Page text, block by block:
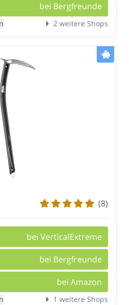
bei Bergfreunde
2 weitere Shops
(8)
bei VerticalExtreme
bei Bergfreunde
bei Amazon
1 weitere Shops